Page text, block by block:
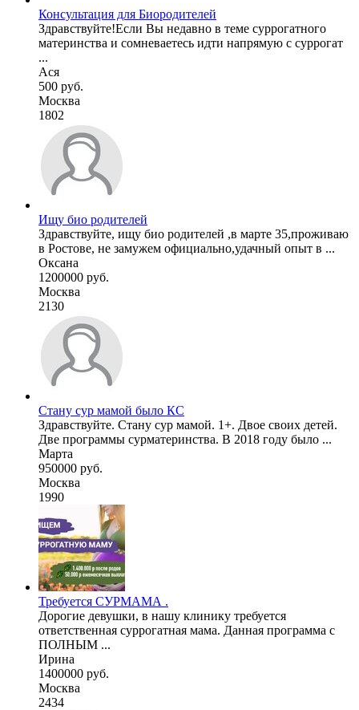
Консультация для Биородителей
Здравствуйте!Если Вы недавно в теме суррогатного
материнства и сомневаетесь идти напрямую с суррогат
...
Ася
500 руб.
Москва
1802
Ищу био родителей
Здравствуйте, ищу био родителей ,в марте 35,проживаю
в Ростове, не замужем официально,удачный опыт в ...
Оксана
1200000 руб.
Москва
2130
Стану сур мамой было КС
Здравствуйте. Стану сур мамой. 1+. Двое своих детей.
Две программы сурматеринства. В 2018 году было ...
Марта
950000 руб.
Москва
1990
Требуется СУРМАМА .
Дорогие девушки, в нашу клинику требуется
ответственная суррогатная мама. Данная программа с
ПОЛНЫМ ...
Ирина
1400000 руб.
Москва
2434